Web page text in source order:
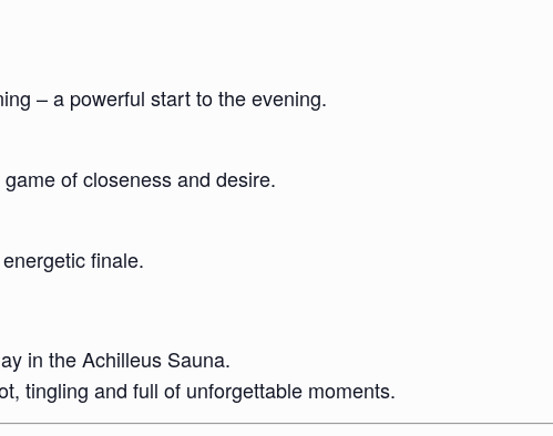
– a powerful start to the evening.
of closeness and desire.
finale.
in the Achilleus Sauna.
tingling and full of unforgettable moments.